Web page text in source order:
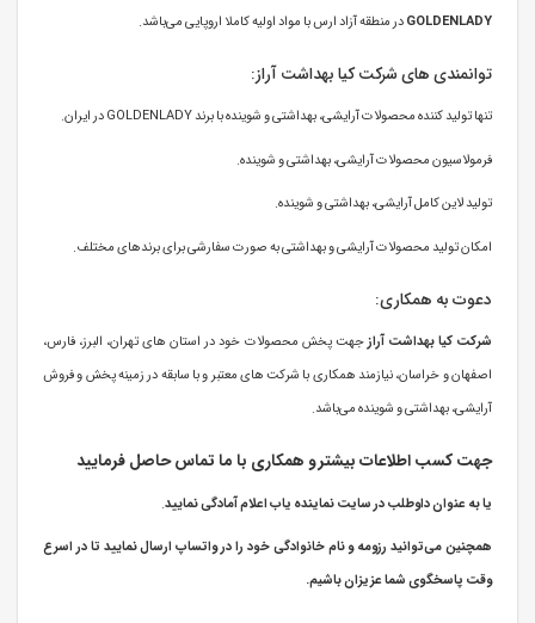
GOLDENLADYدر منطقه آزاد ارس با مواد اولیه کاملا اروپایی می‌باشد.
توانمندی های شرکت کیا بهداشت آراز:
تنها تولید کننده محصولات آرایشی، بهداشتی و شوینده با برند GOLDENLADY در ایران.
فرمولاسیون محصولات آرایشی، بهداشتی و شوینده.
تولید لاین کامل آرایشی، بهداشتی و شوینده.
امکان تولید محصولات آرایشی و بهداشتی به صورت سفارشی برای برندهای مختلف.
دعوت به همکاری:
شرکت کیا بهداشت آرازجهت پخش محصولات خود در استان های تهران، البرز، فارس،
اصفهان و خراسان، نیازمند همکاری با شرکت های معتبر و با سابقه در زمینه پخش و فروش
آرایشی، بهداشتی و شوینده می‌باشد.
جهت کسب اطلاعات بیشتر و همکاری با ما تماس حاصل فرمایید
یا به عنوان داوطلب در سایت نماینده یاب اعلام آمادگی نمایید.
همچنین می‌توانید رزومه و نام خانوادگی خود را در واتساپ ارسال نمایید تا در اسرع
وقت پاسخگوی شما عزیزان باشیم.